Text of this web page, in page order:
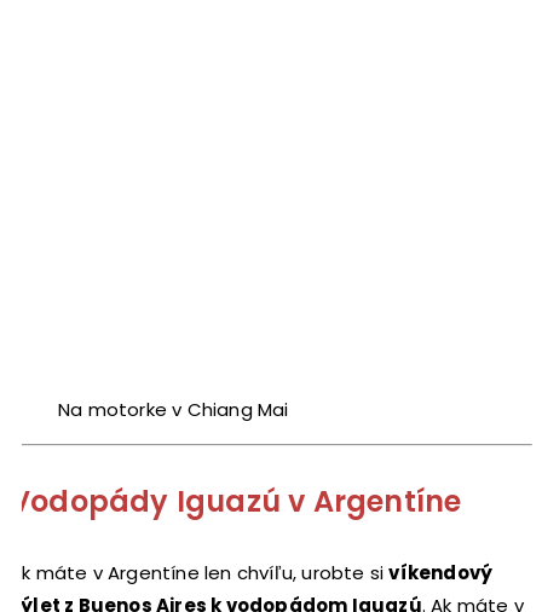
Na motorke v Chiang Mai
Vodopády Iguazú v Argentíne
Ak máte v Argentíne len chvíľu, urobte sivíkendový
výlet z Buenos Aires k vodopádom Iguazú. Ak máte v